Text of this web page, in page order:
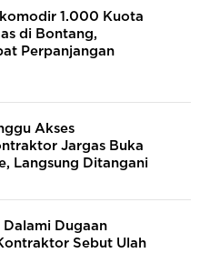
1.000 Kuota
di Bontang,
Perpanjangan
Akses
Jargas Buka
Langsung Ditangani
Dalami Dugaan
Sebut Ulah